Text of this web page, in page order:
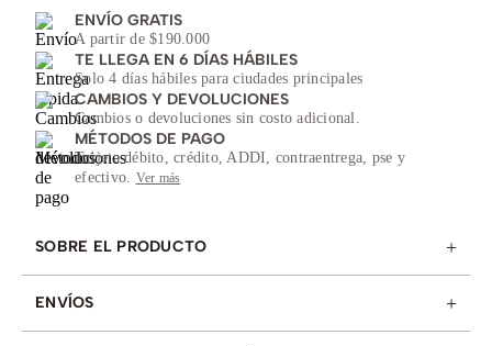
ENVÍO GRATIS
A partir de $190.000
TE LLEGA EN 6 DÍAS HÁBILES
Solo 4 días hábiles para ciudades principales
CAMBIOS Y DEVOLUCIONES
Cambios o devoluciones sin costo adicional.
MÉTODOS DE PAGO
Tarjeta débito, crédito, ADDI, contraentrega, pse y
efectivo. Ver más
SOBRE EL PRODUCTO +
ENVÍOS +